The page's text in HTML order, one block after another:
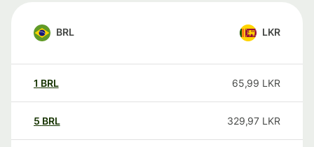
BRL LKR
1 BRL 65,99 LKR
5 BRL 329,97 LKR